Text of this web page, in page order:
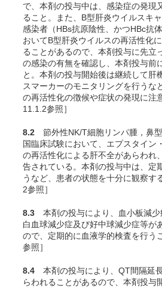
で、本剤の投与中は、感染症の発現
ること。また、B型肝炎ウイルスキ
感染者（HBs抗原陰性、かつHBc抗
おいてB型肝炎ウイルスの再活性化
ることがあるので、本剤投与に先立
の感染の有無を確認し、本剤投与前
と。本剤の投与開始後は継続して肝
スマーカーのモニタリングを行うな
の再活性化の徴候や症状の発現に注
11.1.2参照］
8.2 節外性NK/T細胞リンパ腫，鼻
国臨床試験において、エプスタイン
の再活性化による肝不全があらわれ
告されている。本剤の投与中は、定
うなど、患者の状態を十分に観察す
2参照］
8.3 本剤の投与により、血小板減少
白血球減少症及び好中球減少症等が
ので、定期的に血液学的検査を行う
参照］
8.4 本剤の投与により、QT間隔延
らわれることがあるので、本剤投与